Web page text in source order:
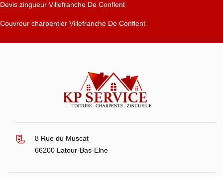
Devis zingueur Villefranche De Conflent
Couvreur charpentier Villefranche De Conflent
8 Rue du Muscat
66200 Latour-Bas-Elne